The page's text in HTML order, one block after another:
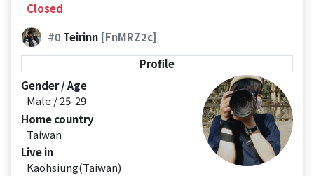
Closed
#0Teirinn [FnMRZ2c]
Profile
Gender / Age
Male / 25-29
Home country
Taiwan
Live in
Kaohsiung(Taiwan)